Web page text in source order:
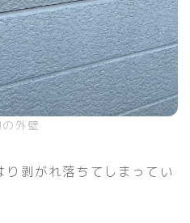
外壁
剥がれ落ちてしまってい